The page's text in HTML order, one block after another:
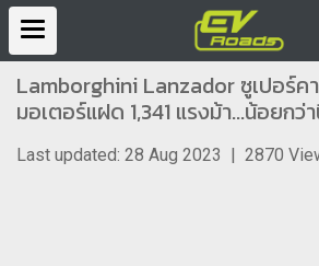
Lamborghini Lanzador ซูเปอร์ค
มอเตอร์แฝด 1,341 แรงม้า...น้อยกว่
Last updated: 28 Aug 2023 | 2870